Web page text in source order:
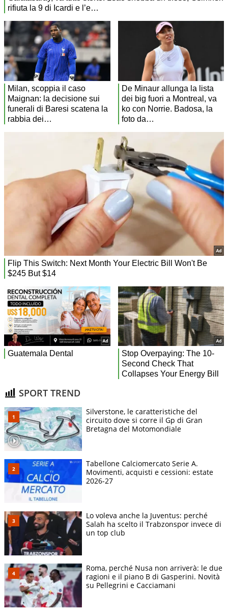
SPORT TREND
Silverstone, le caratteristiche del
circuito dove si corre il Gp di Gran
Bretagna del Motomondiale
Tabellone Calciomercato Serie A.
Movimenti, acquisti e cessioni: estate
2026-27
Lo voleva anche la Juventus: perché
Salah ha scelto il Trabzonspor invece di
un top club
Roma, perché Nusa non arriverà: le due
ragioni e il piano B di Gasperini. Novità
su Pellegrini e Cacciamani